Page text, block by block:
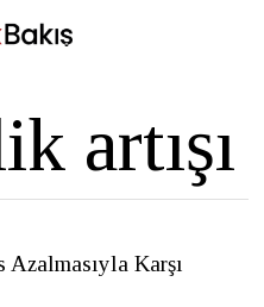
artışı
Azalmasıyla Karşı